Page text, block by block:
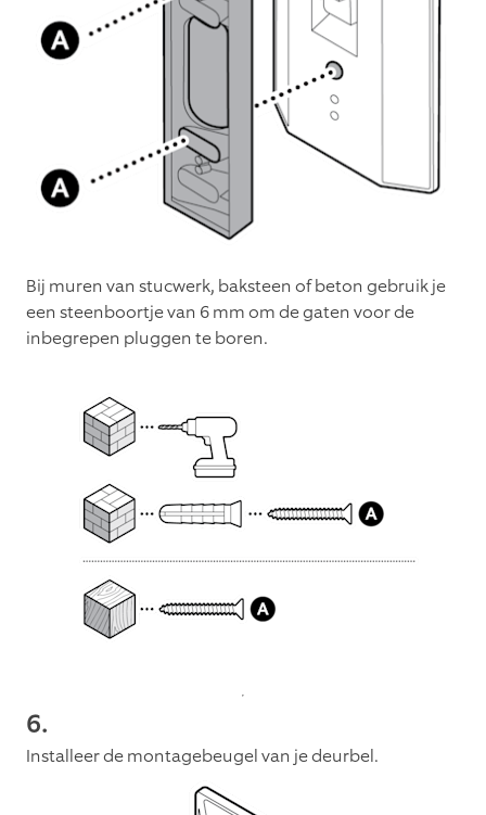
Bij muren van stucwerk, baksteen of beton gebruik je
een steenboortje van 6 mm om de gaten voor de
inbegrepen pluggen te boren.
6.
Installeer de montagebeugel van je deurbel.